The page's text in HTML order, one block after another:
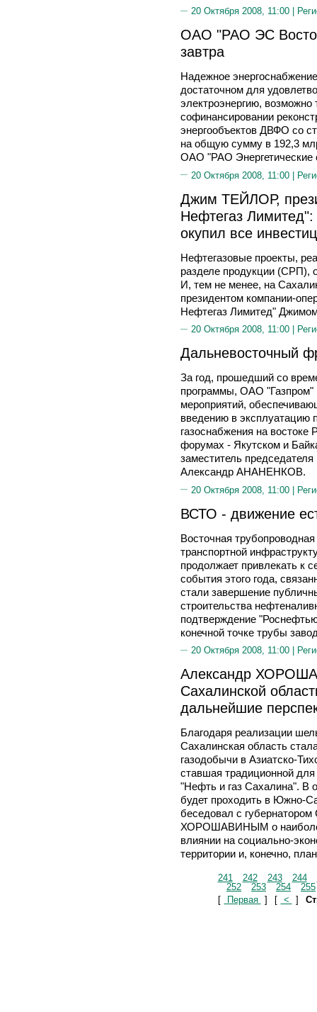
20 Октября 2008, 11:00 |
ОАО "РАО ЭС
завтра
Надежное
достаточном для
электроэнергию, возможно
софинансировании
энергообъектов ДВФО со
на общую сумму в 192,3
ОАО "РАО Энергетические
20 Октября 2008, 11:00 |
Джим ТЕЙЛОР,
Нефтегаз
окупил все
Нефтегазовые проекты,
разделе продукции (СРП),
И, тем не менее, на
президентом компании-
Нефтегаз Лимитед"
20 Октября 2008, 11:00 |
Дальневосточный
За год, прошедший со
программы, ОАО "Газпром"
мероприятий,
введению в эксплуатацию
газоснабжения на
форумах - Якутском и
заместитель председателя
Александр АНАНЕНКОВ.
20 Октября 2008, 11:00 |
ВСТО - движение
Восточная
транспортной
продолжает привлекать к
события этого года,
стали завершение
строительства
подтверждение
конечной точке трубы
20 Октября 2008, 11:00 |
Александр
Сахалинской
дальнейшие
Благодаря реализации
Сахалинская область
газодобычи в Азиатско-
ставшая традиционной
"Нефть и газ Сахалина". В
будет проходить в Южно-
беседовал с
ХОРОШАВИНЫМ о наиболее
влиянии на социально-
территории и, конечно,
241 242 243 244
252
253 254
255
[
Первая ] [ < ]